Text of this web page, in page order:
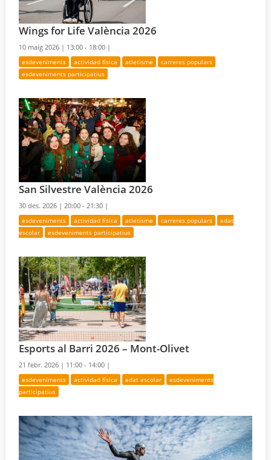
Wings for Life València 2026
10 maig 2026 | 13:00 - 18:00 |
esdeveniments actividad física atletisme
carreres populars
esdeveniments participatius
San Silvestre València 2026
30 des. 2026 |20:00 - 21:30 |
esdeveniments actividad física atletisme carreres populars
edat
escolar
esdeveniments participatius
Esports al Barri 2026 – Mont-Olivet
21 febr. 2026 | 11:00 - 14:00 |
esdeveniments actividad física edat escolar
esdeveniments
participatius